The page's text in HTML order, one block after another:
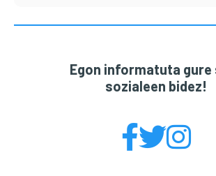
Egon informatuta gure
sozialeen bidez!